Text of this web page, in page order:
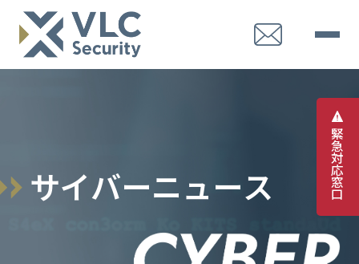
緊
急
対
応
窓
口
サイバーニュース